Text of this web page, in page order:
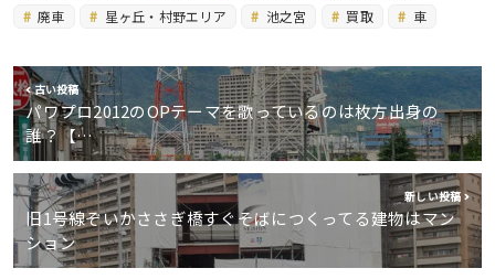
廃車
星ヶ丘・村野エリア 池之宮 買取 車
古い投稿
パワプロ2012のOPテーマを歌っているのは枚方出身の
誰？【…
新しい投稿
旧1号線ぞいかささぎ橋すぐそばにつくってる建物はマン
ション